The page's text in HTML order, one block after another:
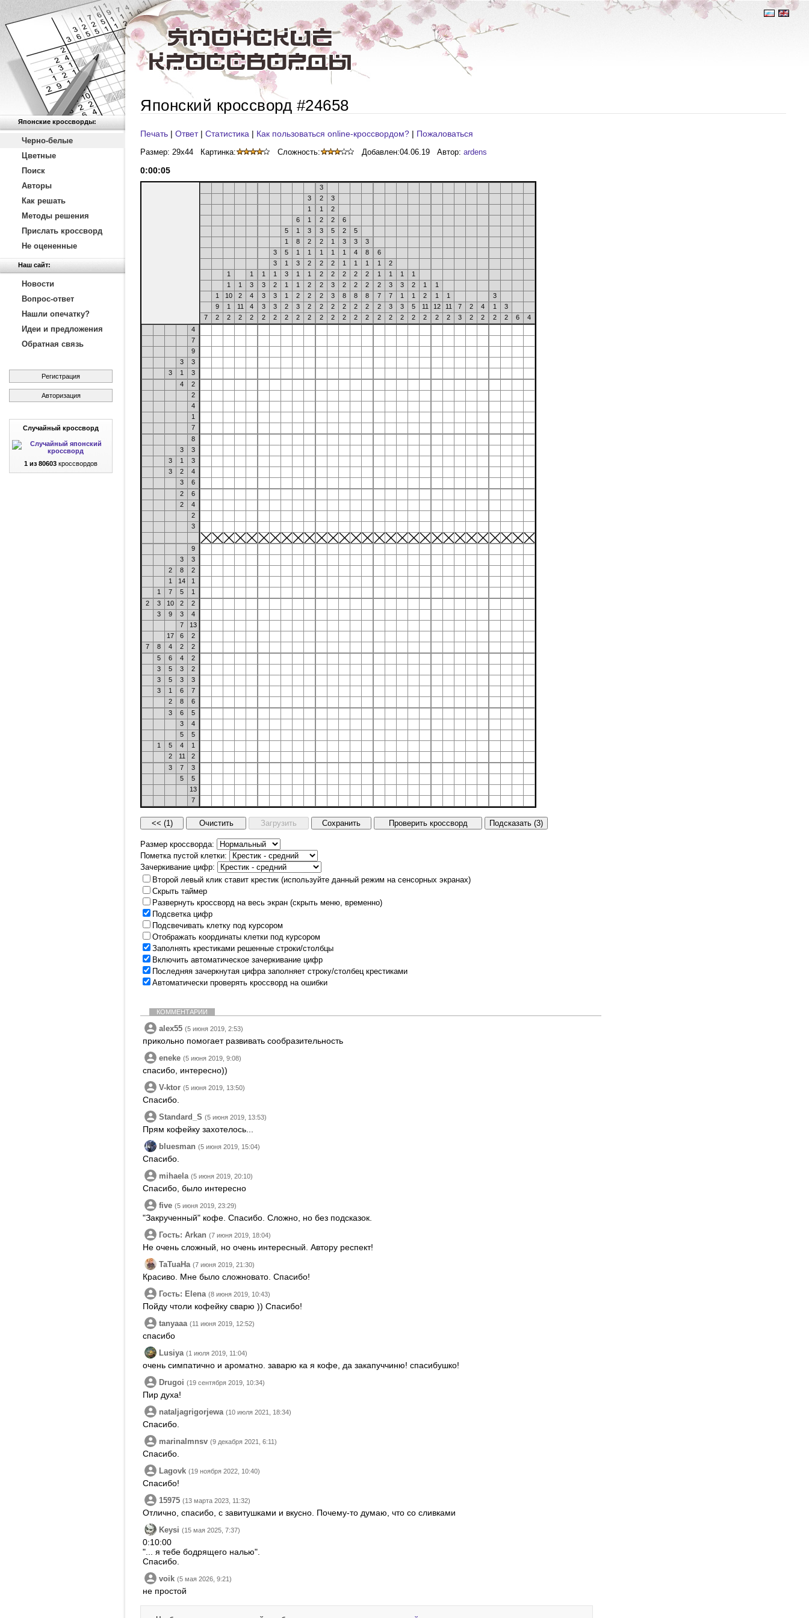
Японские кроссворды:
Черно-белые
Цветные
Поиск
Авторы
Как решать
Методы решения
Прислать кроссворд
Не оцененные
Наш сайт:
Новости
Вопрос-ответ
Нашли опечатку?
Идеи и предложения
Обратная связь
Регистрация
Авторизация
Случайный кроссворд
1 из 80603 кроссвордов
Японский кроссворд #24658
Печать | Ответ| Статистика | Как пользоваться online-кроссвордом? | Пожаловаться
Размер: 29x44 Картинка: Сложность: Добавлен:04.06.19 Автор: ardens
0:00:06
3
3
2
3
1
1
2
6
1 2 2
6
5
1 3 3 5 2
5
1
8 2 2 1 3 3
3
3
5 1 1 1 1 1 4 8
6
3
1 3 2 2 2 1 1 1 1
2
1
1 1 1 3 1 1 2 2 2 2 2 1 1 1
1
1
1 3 3 2 1 1 2 2 3 2 2 2 2 3 3 2 1
1
1
10 2 4 3 3 1 2 2 2 3 8 8 8 7 7 1 1 2 1 1
3
9
1 11 4 3 3 2 3 2 2 2 2 2 2 2 3 3 5 11 12 11 7 2 4 1
3
7
2 2 2 2 2 2 2 2 2 2 2 2 2 2 2 2 2 2 2 2 2 3 2 2 2 2 6
4
4
7
9
3
3
3
1
3
4
2
2
4
1
7
8
3
3
3
1
3
3
2
4
3
6
2
6
2
4
2
3
9
3
3
2
8
2
1
14
1
1
7 5
1
2
3 10 2
2
3
9 3
4
7
13
17
6
2
7
8 4 2
2
5
6 4
2
3
5 3
2
3
5 3
3
3
1 6
7
2
8
6
3
6
5
3
4
5
5
1
5 4
1
2
11
2
3
7
3
5
5
13
7
Размер кроссворда:
Пометка пустой клетки:
Зачеркивание цифр:
Второй левый клик ставит крестик (используйте данный режим на сенсорных экранах)
Скрыть таймер
Развернуть кроссворд на весь экран (скрыть меню, временно)
Подсветка цифр
Подсвечивать клетку под курсором
Отображать координаты клетки под курсором
Заполнять крестиками решенные строки/столбцы
Включить автоматическое зачеркивание цифр
Последняя зачеркнутая цифра заполняет строку/столбец крестиками
Автоматически проверять кроссворд на ошибки
КОММЕНТАРИИ
alex55 (5 июня 2019, 2:53)
прикольно помогает развивать сообразительность
eneke (5 июня 2019, 9:08)
спасибо, интересно))
V-ktor (5 июня 2019, 13:50)
Спасибо.
Standard_S (5 июня 2019, 13:53)
Прям кофейку захотелось...
bluesman (5 июня 2019, 15:04)
Спасибо.
mihaela (5 июня 2019, 20:10)
Спасибо, было интересно
five (5 июня 2019, 23:29)
"Закрученный" кофе. Спасибо. Сложно, но без подсказок.
Гость: Arkan (7 июня 2019, 18:04)
Не очень сложный, но очень интересный. Автору респект!
TaTuaHa (7 июня 2019, 21:30)
Красиво. Мне было сложновато. Спасибо!
Гость: Elena (8 июня 2019, 10:43)
Пойду чтоли кофейку сварю )) Спасибо!
tanyaaa (11 июня 2019, 12:52)
спасибо
Lusiya (1 июля 2019, 11:04)
очень симпатично и ароматно. заварю ка я кофе, да закапуччиню! спасибушко!
Drugoi (19 сентября 2019, 10:34)
Пир духа!
nataljagrigorjewa (10 июля 2021, 18:34)
Спасибо.
marinalmnsv (9 декабря 2021, 6:11)
Спасибо.
Lagovk (19 ноября 2022, 10:40)
Спасибо!
15975 (13 марта 2023, 11:32)
Отлично, спасибо, с завитушками и вкусно. Почему-то думаю, что со сливками
Keysi (15 мая 2025, 7:37)
0:10:00
"... я тебе бодрящего налью".
Спасибо.
voik (5 мая 2026, 9:21)
не простой